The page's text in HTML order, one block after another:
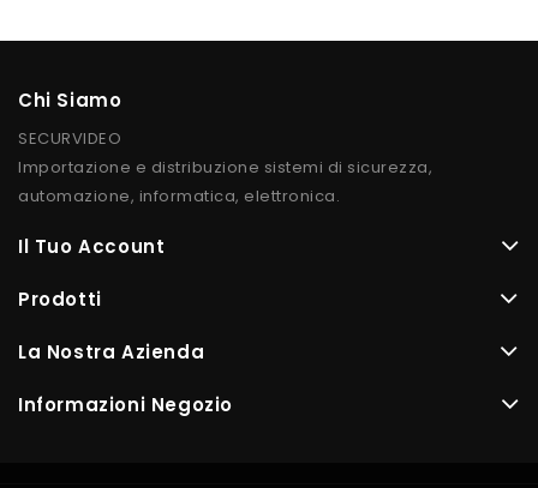
Chi Siamo
SECURVIDEO
Importazione e distribuzione sistemi di sicurezza,
automazione, informatica, elettronica.
Il Tuo Account
Prodotti
La Nostra Azienda
Informazioni Negozio